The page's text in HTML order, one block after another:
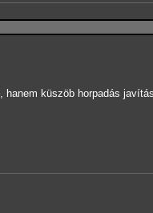
küszöb horpadás